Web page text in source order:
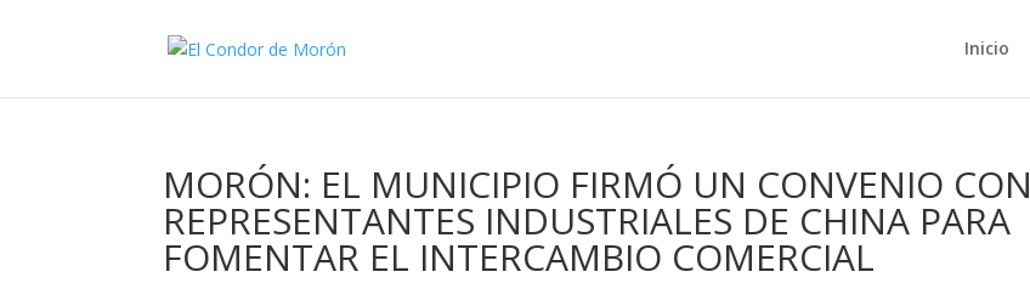
Inicio
MORÓN: EL MUNICIPIO FIRMÓ UN CONVENIO CON
REPRESENTANTES INDUSTRIALES DE CHINA PARA
FOMENTAR EL INTERCAMBIO COMERCIAL